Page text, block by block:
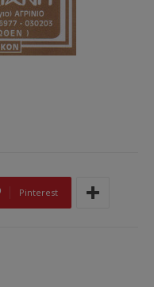
Pinterest